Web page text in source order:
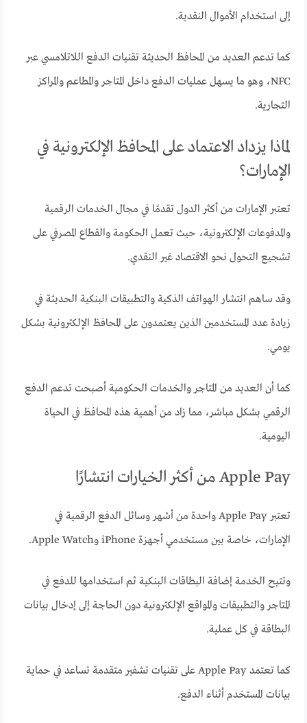
إلى استخدام الأموال النقدية.
كما تدعم العديد من المحافظ الحديثة تقنيات الدفع اللاتلامسي عبر
NFC، وهو ما يسهل عمليات الدفع داخل المتاجر والمطاعم والمراكز
التجارية.
لماذا يزداد الاعتماد على المحافظ الإلكترونية في
الإمارات؟
تعتبر الإمارات من أكثر الدول تقدمًا في مجال الخدمات الرقمية
والمدفوعات الإلكترونية، حيث تعمل الحكومة والقطاع المصرفي على
تشجيع التحول نحو الاقتصاد غير النقدي.
وقد ساهم انتشار الهواتف الذكية والتطبيقات البنكية الحديثة في
زيادة عدد المستخدمين الذين يعتمدون على المحافظ الإلكترونية بشكل
يومي.
كما أن العديد من المتاجر والخدمات الحكومية أصبحت تدعم الدفع
الرقمي بشكل مباشر، مما زاد من أهمية هذه المحافظ في الحياة
اليومية.
Apple Pay من أكثر الخيارات انتشارًا
تعتبر Apple Pay واحدة من أشهر وسائل الدفع الرقمية في
الإمارات، خاصة بين مستخدمي أجهزة iPhone وApple Watch.
وتتيح الخدمة إضافة البطاقات البنكية ثم استخدامها للدفع في
المتاجر والتطبيقات والمواقع الإلكترونية دون الحاجة إلى إدخال بيانات
البطاقة في كل عملية.
كما تعتمد Apple Pay على تقنيات تشفير متقدمة تساعد في حماية
بيانات المستخدم أثناء الدفع.